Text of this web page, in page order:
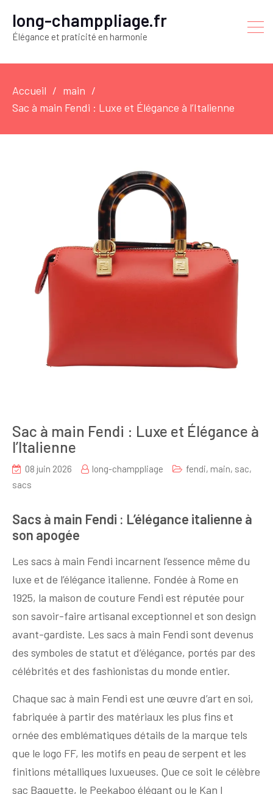
long-champpliage.fr
Élégance et praticité en harmonie
Accueil
main
Sac à main Fendi : Luxe et Élégance à l’Italienne
Sac à main Fendi : Luxe et Élégance à
l’Italienne
08 juin 2026 long-champpliage fendi, main, sac,
sacs
Sacs à main Fendi : L’élégance italienne à
son apogée
Les sacs à main Fendi incarnent l’essence même du
luxe et de l’élégance italienne. Fondée à Rome en
1925, la maison de couture Fendi est réputée pour
son savoir-faire artisanal exceptionnel et son design
avant-gardiste. Les sacs à main Fendi sont devenus
des symboles de statut et d’élégance, portés par des
célébrités et des fashionistas du monde entier.
Chaque sac à main Fendi est une œuvre d’art en soi,
fabriquée à partir des matériaux les plus fins et
ornée des emblématiques détails de la marque tels
que le logo FF, les motifs en peau de serpent et les
finitions métalliques luxueuses. Que ce soit le célèbre
sac Baguette, le Peekaboo élégant ou le Kan I